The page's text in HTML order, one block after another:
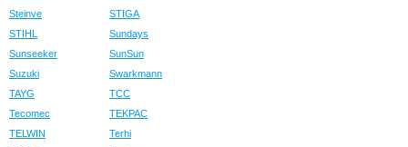
Steinve
STIGA
STIHL
Sundays
Sunseeker
SunSun
Suzuki
Swarkmann
TAYG
TCC
Tecomec
TEKPAC
TELWIN
Terhi